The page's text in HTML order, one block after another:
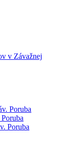
v Závažnej
Poruba
Poruba